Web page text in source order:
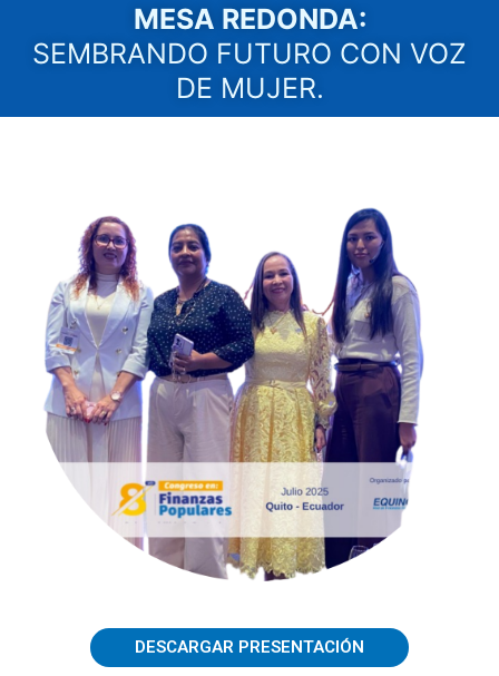
MESA REDONDA:
SEMBRANDO FUTURO CON VOZ
DE MUJER.
DESCARGAR PRESENTACIÓN